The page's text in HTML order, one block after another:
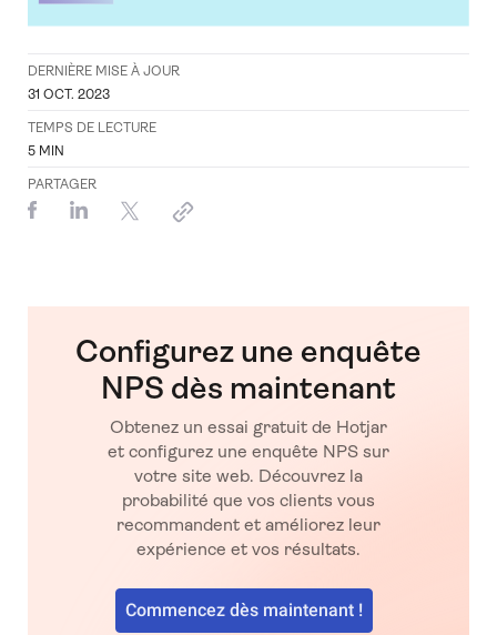
DERNIÈRE MISE À JOUR
31 OCT. 2023
TEMPS DE LECTURE
5 MIN
PARTAGER
Configurez une enquête
NPS dès maintenant
Obtenez un essai gratuit de Hotjar
et configurez une enquête NPS sur
votre site web. Découvrez la
probabilité que vos clients vous
recommandent et améliorez leur
expérience et vos résultats.
Commencez dès maintenant !